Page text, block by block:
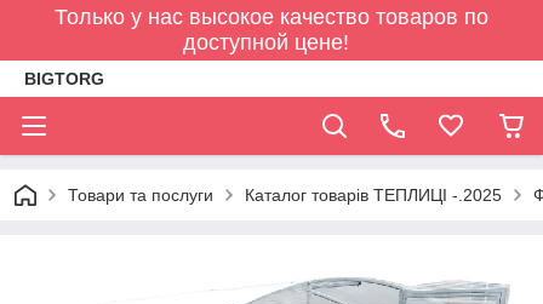
Только у нас высокое качество товаров по
доступной цене!
BIGTORG
Товари та послуги Каталог товарів ТЕПЛИЦІ -.2025